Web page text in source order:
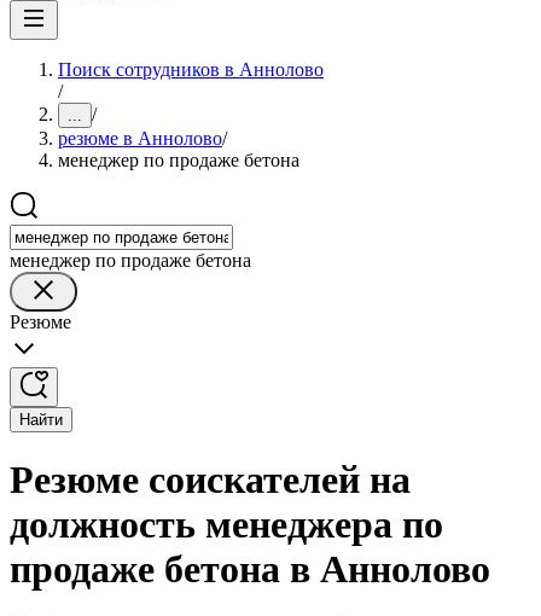
Поиск сотрудников в Аннолово
/
... /
резюме в Аннолово/
менеджер по продаже бетона
менеджер по продаже бетона
Резюме
Найти
Резюме соискателей на
должность менеджера по
продаже бетона в Аннолово